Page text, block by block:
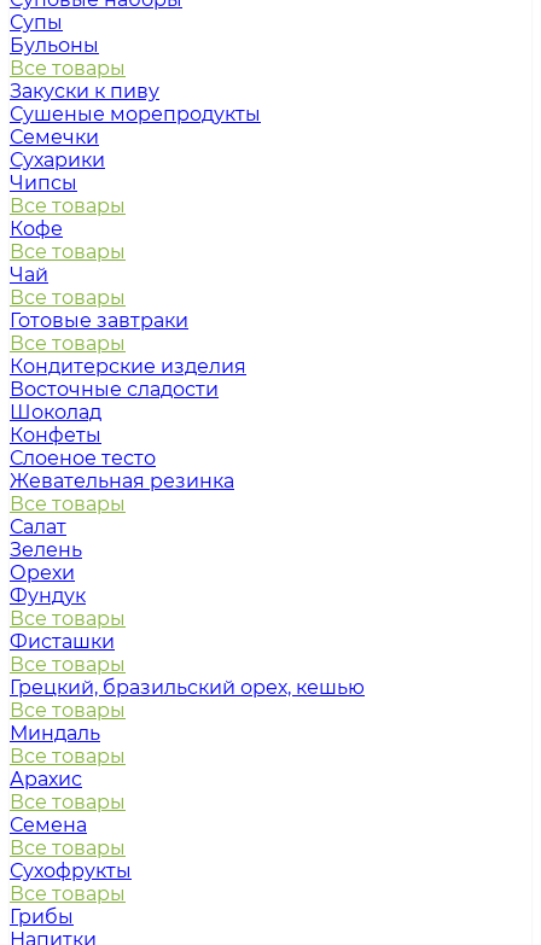
Супы
Бульоны
Все товары
Закуски к пиву
Сушеные морепродукты
Семечки
Сухарики
Чипсы
Все товары
Кофе
Все товары
Чай
Все товары
Готовые завтраки
Все товары
Кондитерские изделия
Восточные сладости
Шоколад
Конфеты
Слоеное тесто
Жевательная резинка
Все товары
Салат
Зелень
Орехи
Фундук
Все товары
Фисташки
Все товары
Грецкий, бразильский орех, кешью
Все товары
Миндаль
Все товары
Арахис
Все товары
Семена
Все товары
Сухофрукты
Все товары
Грибы
Напитки